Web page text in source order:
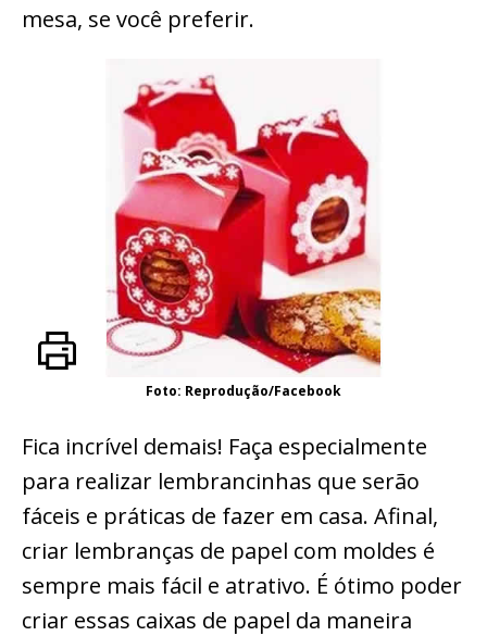
mesa, se você preferir.
Foto: Reprodução/Facebook
Fica incrível demais! Faça especialmente
para realizar lembrancinhas que serão
fáceis e práticas de fazer em casa. Afinal,
criar lembranças de papel com moldes é
sempre mais fácil e atrativo. É ótimo poder
criar essas caixas de papel da maneira